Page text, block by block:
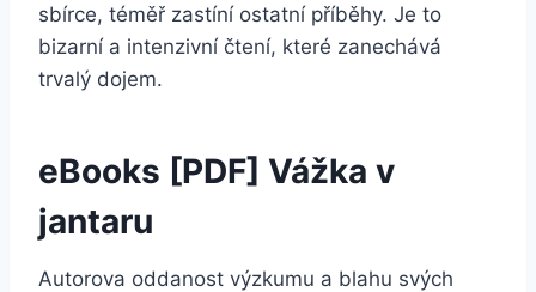
sbírce, téměř zastíní ostatní příběhy. Je to
bizarní a intenzivní čtení, které zanechává
trvalý dojem.
eBooks [PDF] Vážka v
jantaru
Autorova oddanost výzkumu a blahu svých